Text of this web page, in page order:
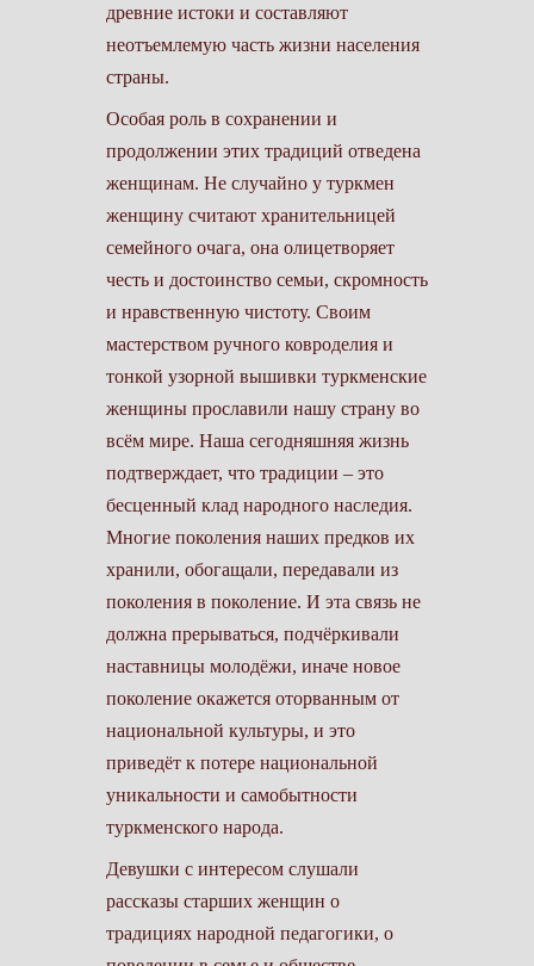
древние истоки и составляют
неотъемлемую часть жизни населения
страны.
Особая роль в сохранении и
продолжении этих традиций отведена
женщинам. Не случайно у туркмен
женщину считают хранительницей
семейного очага, она олицетворяет
честь и достоинство семьи, скромность
и нравственную чистоту. Своим
мастерством ручного ковроделия и
тонкой узорной вышивки туркменские
женщины прославили нашу страну во
всём мире. Наша сегодняшняя жизнь
подтверждает, что традиции – это
бесценный клад народного наследия.
Многие поколения наших предков их
хранили, обогащали, передавали из
поколения в поколение. И эта связь не
должна прерываться, подчёркивали
наставницы молодёжи, иначе новое
поколение окажется оторванным от
национальной культуры, и это
приведёт к потере нацио­нальной
уникальности и самобытности
туркменского народа.
Девушки с интересом слушали
рассказы старших женщин о
традициях народной педагогики, о